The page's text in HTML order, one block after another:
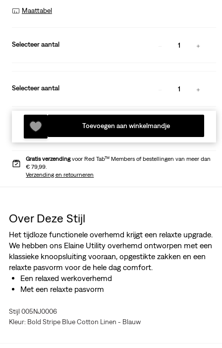
Maattabel
Selecteer aantal 1
Selecteer aantal 1
Toevoegen aan winkelmandje
Gratis verzendingvoor Red Tab™ Members of bestellingen van meer dan
€ 79,99.
Verzending en retourneren
Over Deze Stijl
Het tijdloze functionele overhemd krijgt een relaxte upgrade.
We hebben ons Elaine Utility overhemd ontworpen met een
klassieke knoopsluiting vooraan, opgestikte zakken en een
relaxte pasvorm voor de hele dag comfort.
Een relaxed werkoverhemd
Met een relaxte pasvorm
Stijl 005NJ0006
Kleur: Bold Stripe Blue Cotton Linen - Blauw